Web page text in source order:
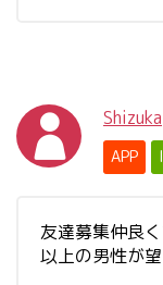
Shizuka
APP
友達募集仲良
以上の男性が